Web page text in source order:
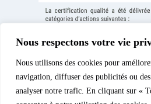
Nous respectons votre vie
Nous utilisons des cookies pour
navigation, diffuser des publicités ou
analyser notre trafic. En cliquant sur «